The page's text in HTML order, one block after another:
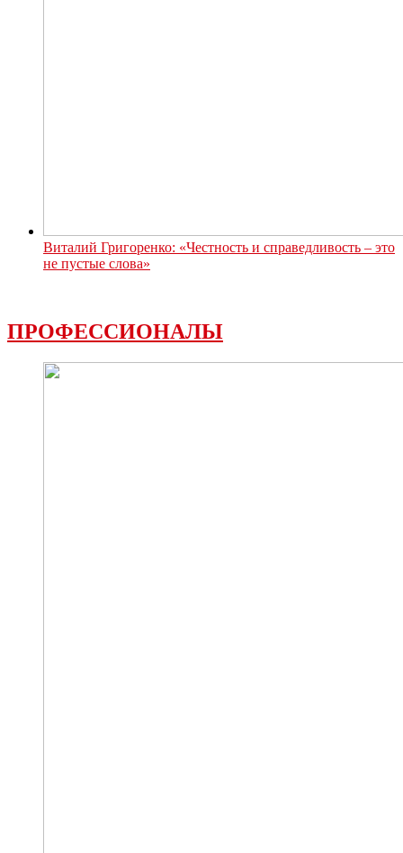
Виталий Григоренко: «Честность и справедливость – это
не пустые слова»
ПРОФЕССИОНАЛЫ